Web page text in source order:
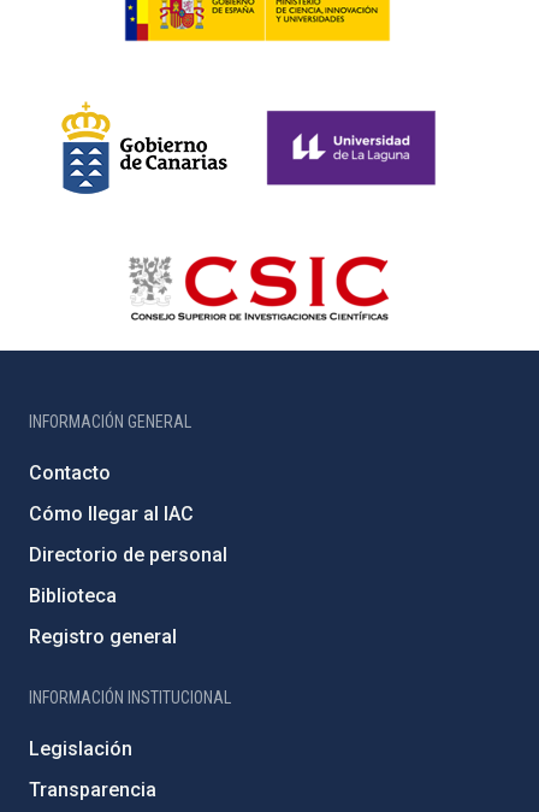
INFORMACIÓN GENERAL
Contacto
Cómo llegar al IAC
Directorio de personal
Biblioteca
Registro general
INFORMACIÓN INSTITUCIONAL
Legislación
Transparencia